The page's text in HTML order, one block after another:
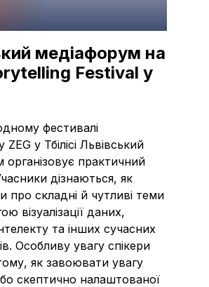
медіафорум на
Festival у
фестивалі
ZEG у Тбілісі Львівський
організовує практичний
дізнаються, як
про складні й чутливі теми
візуалізації даних,
та інших сучасних
Особливу увагу спікери
як завоювати увагу
скептично налаштованої